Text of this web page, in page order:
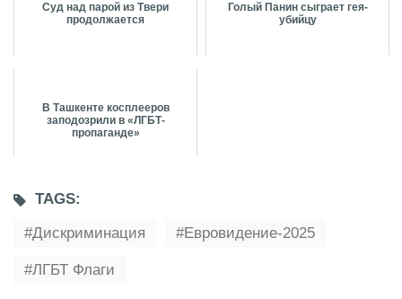
Суд над парой из Твери
продолжается
Голый Панин сыграет гея-
убийцу
В Ташкенте косплееров
заподозрили в «ЛГБТ-
пропаганде»
TAGS:
Дискриминация
Евровидение-2025
ЛГБТ Флаги